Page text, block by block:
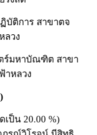
บัติการ สาขาตจ
ลวง
ร์มหาบัณฑิต สาขา
าหลวง
เป็น 20.00 %)